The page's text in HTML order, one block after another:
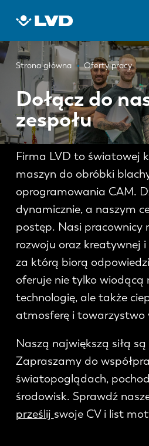
Ścieżka
nawigacyjna
Strona główna Oferty pracy
Dołącz do
zespołu
Firma LVD to światowej
maszyn do obróbki
oprogramowania CAM.
dynamicznie, a naszym
postęp. Nasi pracownicy
rozwoju oraz kreatywnej
za którą biorą
oferuje nie tylko wiodącą
technologię, ale także
atmosferę i towarzystwo
Naszą największą siłą
Zapraszamy do
światopoglądach,
środowisk. Sprawdź
prześlij swoje CV i list
WYCINARKI LASEROWE
PRASY KRAWĘDZIOWE
ZAGINARKI DO PANELI
WYKRAWARKI
OPROGRAMOWANIE
OBSŁUGA KLIENTA
O firmie LVD
Aktualności
Odkryj LVD
Realizacje
Wydarzenia
Centrum zasobów
Branże i rozwiązania
Oferty pracy
Kontakt